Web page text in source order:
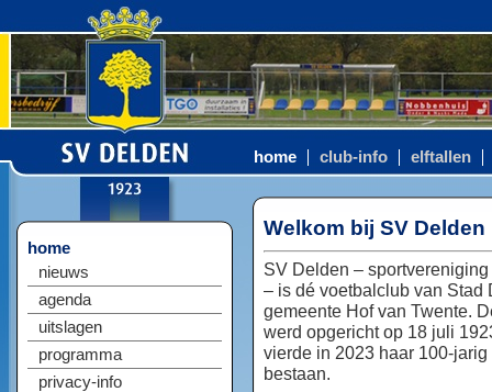
home club-info elftallen
home
nieuws
agenda
uitslagen
programma
privacy-info
Welkom bij SV Delden
SV Delden –
– is dé voetbalclub van Stad
gemeente Hof van Twente.
werd opgericht op 18 juli
vierde in 2023 haar 100-jarig
bestaan.